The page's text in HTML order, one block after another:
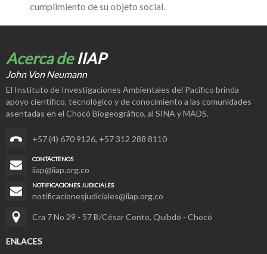
cumplimiento de su objeto social.
Acerca deIIAP
John Von Neumann
El Instituto de Investigaciones Ambientales del Pacífico brinda
apoyo científico, tecnológico y de conocimiento a las comunidades
asentadas en el Chocó Biogeográfico, al SINA y MADS.
+57 (4) 670 9126, +57 312 288 8110
CONTÁCTENOS
iiap@iiap.org.co
NOTIFICACIONES JUDICIALES
notificacionesjudiciales@iiap.org.co
Cra 7 No 29 - 57 B/César Conto, Quibdó - Chocó
ENLACES